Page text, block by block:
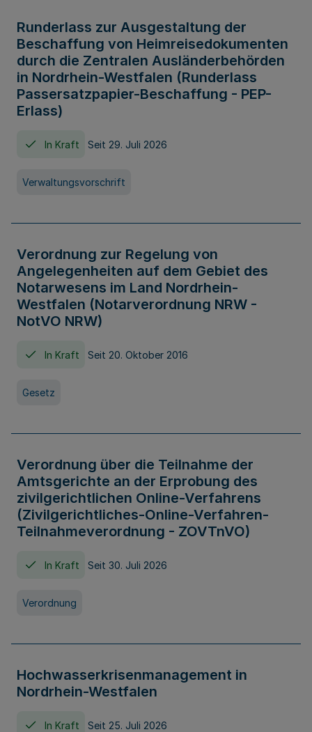
Runderlass zur Ausgestaltung der
Beschaffung von Heimreisedokumenten
durch die Zentralen Ausländerbehörden
in Nordrhein-Westfalen (Runderlass
Passersatzpapier-Beschaffung - PEP-
Erlass)
In Kraft Seit 29. Juli 2026
Verwaltungsvorschrift
Verordnung zur Regelung von
Angelegenheiten auf dem Gebiet des
Notarwesens im Land Nordrhein-
Westfalen (Notarverordnung NRW -
NotVO NRW)
In Kraft Seit 20. Oktober 2016
Gesetz
Verordnung über die Teilnahme der
Amtsgerichte an der Erprobung des
zivilgerichtlichen Online-Verfahrens
(Zivilgerichtliches-Online-Verfahren-
Teilnahmeverordnung - ZOVTnVO)
In Kraft Seit 30. Juli 2026
Verordnung
Hochwasserkrisenmanagement in
Nordrhein-Westfalen
In Kraft Seit 25. Juli 2026